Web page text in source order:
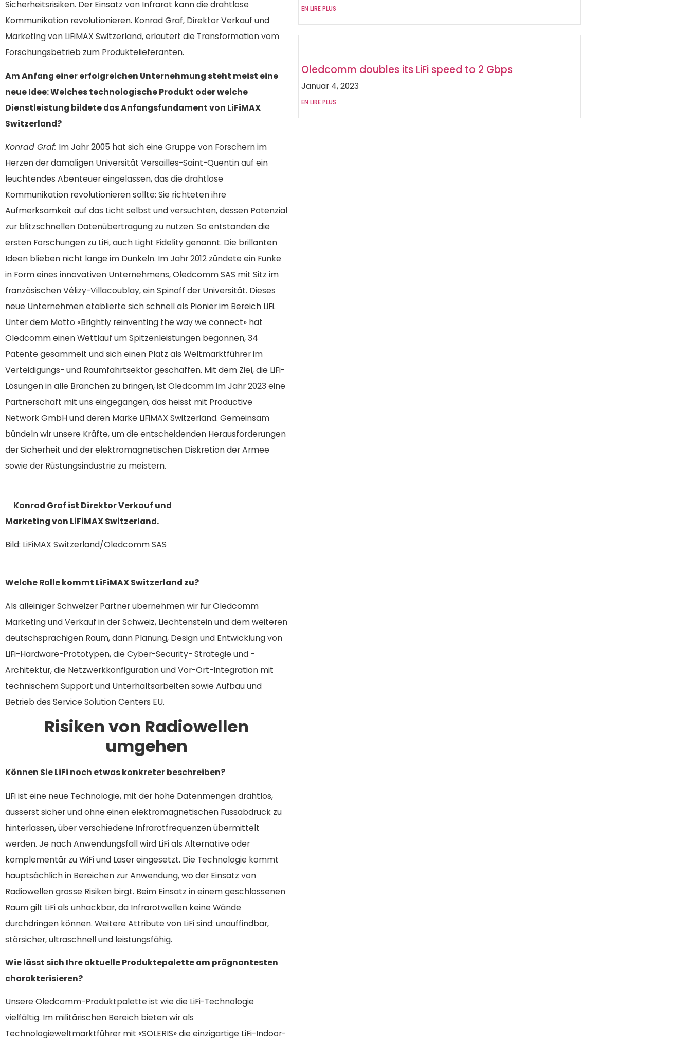
Sicherheitsrisiken. Der Einsatz von Infrarot kann die drahtlose
Kommunikation revolutionieren. Konrad Graf, Direktor Verkauf und
Marketing von LiFiMAX Switzerland, erläutert die Transformation vom
Forschungsbetrieb zum Produktelieferanten.
Am Anfang einer erfolgreichen Unternehmung steht meist eine
neue Idee: Welches technologische Produkt oder welche
Dienstleistung bildete das Anfangsfundament von LiFiMAX
Switzerland?
Konrad Graf: Im Jahr 2005 hat sich eine Gruppe von Forschern im
Herzen der damaligen Universität Versailles-Saint-Quentin auf ein
leuchtendes Abenteuer eingelassen, das die drahtlose
Kommunikation revolutionieren sollte: Sie richteten ihre
Aufmerksamkeit auf das Licht selbst und versuchten, dessen Potenzial
zur blitzschnellen Datenübertragung zu nutzen. So entstanden die
ersten Forschungen zu LiFi, auch Light Fidelity genannt. Die brillanten
Ideen blieben nicht lange im Dunkeln. Im Jahr 2012 zündete ein Funke
in Form eines innovativen Unternehmens, Oledcomm SAS mit Sitz im
französischen Vélizy-Villacoublay, ein Spinoff der Universität. Dieses
neue Unternehmen etablierte sich schnell als Pionier im Bereich LiFi.
Unter dem Motto «Brightly reinventing the way we connect» hat
Oledcomm einen Wettlauf um Spitzenleistungen begonnen, 34
Patente gesammelt und sich einen Platz als Weltmarktführer im
Verteidigungs- und Raumfahrtsektor geschaffen. Mit dem Ziel, die LiFi-
Lösungen in alle Branchen zu bringen, ist Oledcomm im Jahr 2023 eine
Partnerschaft mit uns eingegangen, das heisst mit Productive
Network GmbH und deren Marke LiFiMAX Switzerland. Gemeinsam
bündeln wir unsere Kräfte, um die entscheidenden Herausforderungen
der Sicherheit und der elektromagnetischen Diskretion der Armee
sowie der Rüstungsindustrie zu meistern.
Konrad Graf ist Direktor Verkauf und
Marketing von LiFiMAX Switzerland.
Bild: LiFiMAX Switzerland/Oledcomm SAS
Welche Rolle kommt LiFiMAX Switzerland zu?
Als alleiniger Schweizer Partner übernehmen wir für Oledcomm
Marketing und Verkauf in der Schweiz, Liechtenstein und dem weiteren
deutschsprachigen Raum, dann Planung, Design und Entwicklung von
LiFi-Hardware-Prototypen, die Cyber-Security- Strategie und -
Architektur, die Netzwerkkonfiguration und Vor-Ort-Integration mit
technischem Support und Unterhaltsarbeiten sowie Aufbau und
Betrieb des Service Solution Centers EU.
Risiken von Radiowellen
umgehen
Können Sie LiFi noch etwas konkreter beschreiben?
LiFi ist eine neue Technologie, mit der hohe Datenmengen drahtlos,
äusserst sicher und ohne einen elektromagnetischen Fussabdruck zu
hinterlassen, über verschiedene Infrarotfrequenzen übermittelt
werden. Je nach Anwendungsfall wird LiFi als Alternative oder
komplementär zu WiFi und Laser eingesetzt. Die Technologie kommt
hauptsächlich in Bereichen zur Anwendung, wo der Einsatz von
Radiowellen grosse Risiken birgt. Beim Einsatz in einem geschlossenen
Raum gilt LiFi als unhackbar, da Infrarotwellen keine Wände
durchdringen können. Weitere Attribute von LiFi sind: unauffindbar,
störsicher, ultraschnell und leistungsfähig.
Wie lässt sich Ihre aktuelle Produktepalette am prägnantesten
charakterisieren?
Unsere Oledcomm-Produktpalette ist wie die LiFi-Technologie
vielfältig. Im militärischen Bereich bieten wir als
Technologieweltmarktführer mit «SOLERIS» die einzigartige LiFi-Indoor-
EN LIRE PLUS
Oledcomm doubles its LiFi speed to 2 Gbps
Januar 4, 2023
EN LIRE PLUS